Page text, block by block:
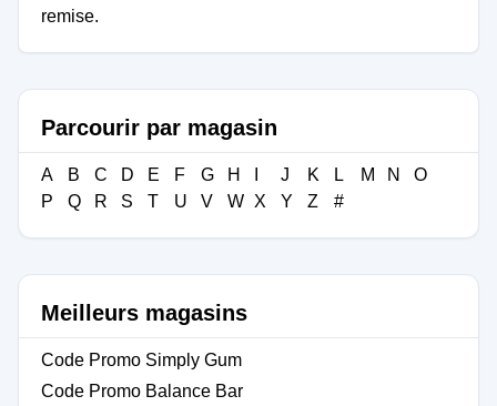
remise.
Parcourir par magasin
A B C D E F G H J K L M N
O
P
Q R S T U V W X Y Z #
Meilleurs magasins
Code Promo Simply Gum
Code Promo Balance Bar